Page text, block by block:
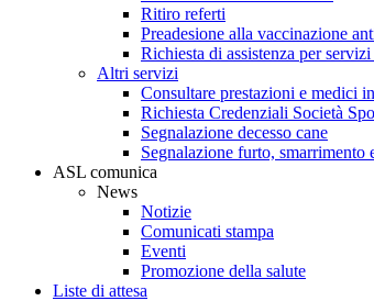
Ritiro referti
Preadesione alla vaccinazione
Richiesta di assistenza per
Altri servizi
Consultare prestazioni e medici
Richiesta Credenziali Società
Segnalazione decesso cane
Segnalazione furto, smarrimento
ASL comunica
News
Notizie
Comunicati stampa
Eventi
Promozione della salute
Liste di attesa